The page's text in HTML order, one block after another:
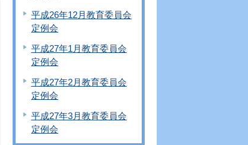
平成26年12月教育委員会
定例会
平成27年1月教育委員会
定例会
平成27年2月教育委員会
定例会
平成27年3月教育委員会
定例会